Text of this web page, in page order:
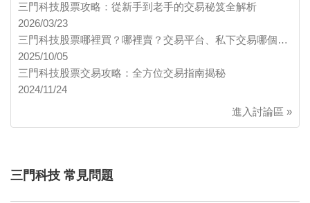
三門科技股票攻略：從新手到老手的交易秘笈全解析
2026/03/23
三門科技股票哪裡買？哪裡賣？交易平台、私下交易哪個…
2025/10/05
三門科技股票交易攻略：全方位交易指南揭秘
2024/11/24
進入討論區 »
三門科技 常見問題